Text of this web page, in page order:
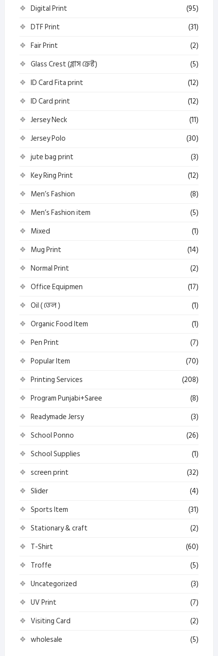
Digital Print
(95)
DTF Print
(31)
Fair Print
(2)
Glass Crest (গ্লাস ক্রেস্ট)
(5)
ID Card Fita print
(12)
ID Card print
(12)
Jersey Neck
(11)
Jersey Polo
(30)
jute bag print
(3)
Key Ring Print
(12)
Men’s Fashion
(8)
Men’s Fashion item
(5)
Mixed
(1)
Mug Print
(14)
Normal Print
(2)
Office Equipmen
(17)
Oil ( তেল )
(1)
Organic Food Item
(1)
Pen Print
(7)
Popular Item
(70)
Printing Services
(208)
Program Punjabi+Saree
(8)
Readymade Jersy
(3)
School Ponno
(26)
School Supplies
(1)
screen print
(32)
Slider
(4)
Sports Item
(31)
Stationary & craft
(2)
T-Shirt
(60)
Troffe
(5)
Uncategorized
(3)
UV Print
(7)
Visiting Card
(2)
wholesale
(5)